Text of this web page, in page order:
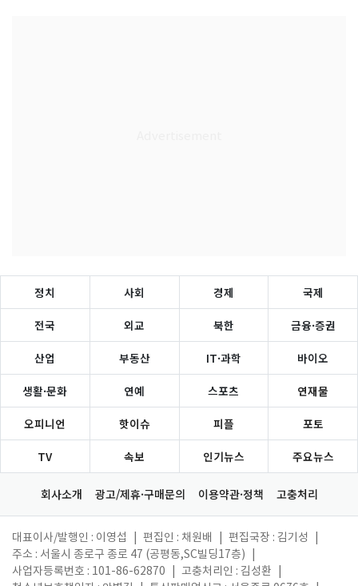
정치 사회 경제 국제
전국 외교 북한 금융·증권
산업 부동산 IT·과학 바이오
생활·문화 연예 스포츠 연재물
오피니언 핫이슈 피플 포토
TV 속보 인기뉴스 주요뉴스
회사소개 광고/제휴·구매문의 이용약관·정책 고충처리
대표이사/발행인 : 이영섭 편집인 : 채원배 편집국장 : 김기성
주소 : 서울시 종로구 종로 47 (공평동,SC빌딩17층)
사업자등록번호 : 101-86-62870
고충처리인 : 김성환